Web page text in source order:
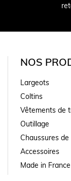
NOS
Largeots
Coltins
Vêtements de
Outillage
Chaussures de
Accessoires
Made in France